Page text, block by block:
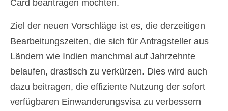
Card beantragen möchten.
Ziel der neuen Vorschläge ist es, die derzeitigen
Bearbeitungszeiten, die sich für Antragsteller aus
Ländern wie Indien manchmal auf Jahrzehnte
belaufen, drastisch zu verkürzen. Dies wird auch
dazu beitragen, die effiziente Nutzung der sofort
verfügbaren Einwanderungsvisa zu verbessern